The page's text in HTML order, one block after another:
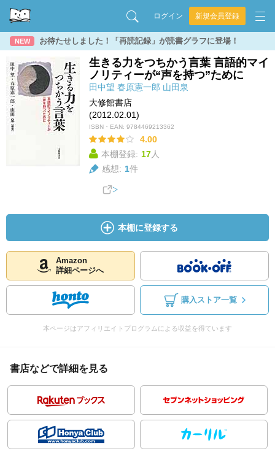
ログイン 新規会員登録
NEW お待たせしました！「再読記録」が読書グラフに登場！
生きる力をつちかう言葉 言語的マイ
ノリティーが“声を持つ”ために
田中望 春原憲一郎 山田泉
大修館書店
(2012.02.01)
ISBN・EAN: 9784469213362
4.00
本棚登録: 17人
感想: 1件
本棚に登録する
Amazon
詳細ページへ
購入ストア一覧
本ページはアフィリエイトプログラムによる収益を得ています
書店などで詳細を見る